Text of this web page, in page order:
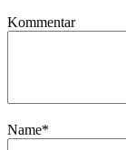
Kommentar
Name*